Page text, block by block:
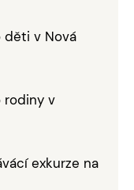
děti v Nová
rodiny v
exkurze na